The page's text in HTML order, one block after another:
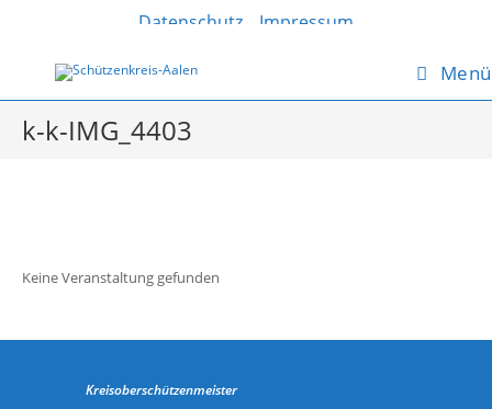
Datenschutz Impressum
Menü
k-k-IMG_4403
Keine Veranstaltung gefunden
Kreisoberschützenmeister